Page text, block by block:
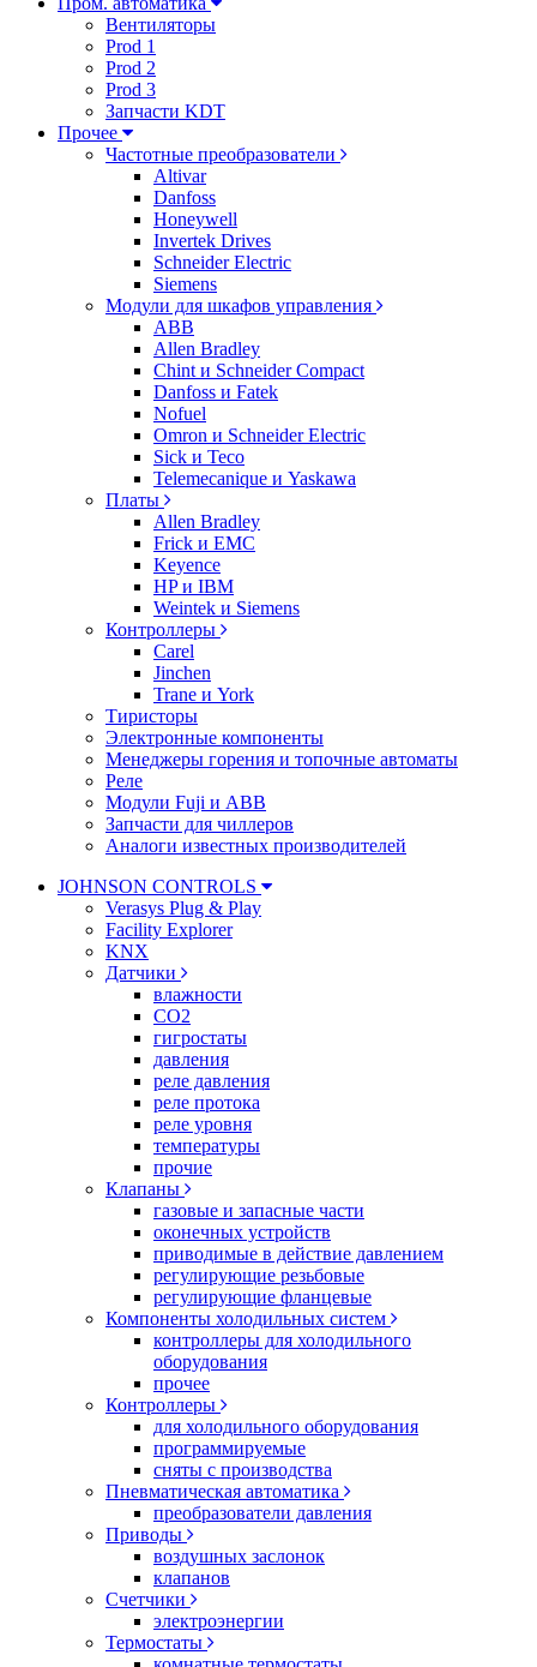
Вентиляторы
Prod 1
Prod 2
Prod 3
Запчасти KDT
Прочее
Частотные преобразователи
Altivar
Danfoss
Honeywell
Invertek Drives
Schneider Electric
Siemens
Модули для шкафов управления
ABB
Allen Bradley
Chint и Schneider Compact
Danfoss и Fatek
Nofuel
Omron и Schneider Electric
Sick и Teco
Telemecanique и Yaskawa
Платы
Allen Bradley
Frick и EMC
Keyence
HP и IBM
Weintek и Siemens
Контроллеры
Carel
Jinchen
Trane и York
Тиристоры
Электронные компоненты
Менеджеры горения и топочные автоматы
Реле
Модули Fuji и ABB
Запчасти для чиллеров
Аналоги известных производителей
JOHNSON CONTROLS
Verasys Plug & Play
Facility Explorer
KNX
Датчики
влажности
CO2
гигростаты
давления
реле давления
реле протока
реле уровня
температуры
прочие
Клапаны
газовые и запасные части
оконечных устройств
приводимые в действие давлением
регулирующие резьбовые
регулирующие фланцевые
Компоненты холодильных систем
контроллеры для холодильного
оборудования
прочее
Контроллеры
для холодильного оборудования
программируемые
сняты с производства
Пневматическая автоматика
преобразователи давления
Приводы
воздушных заслонок
клапанов
Счетчики
электроэнергии
Термостаты